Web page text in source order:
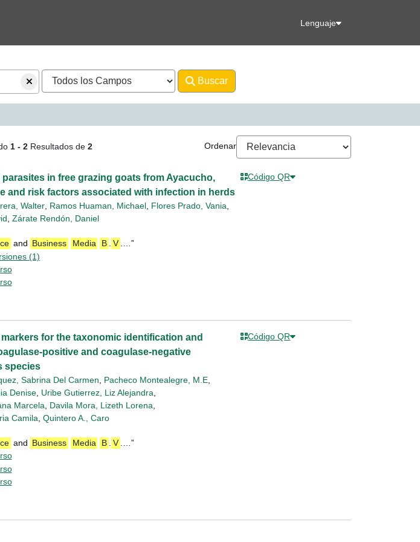
Lenguaje
Buscar
Science and Business Media B.V.
1 - 2 Resultados de 2 Ordenar
in free grazing goats from Ayacucho,
and risk factors associated with infection in herds
Walter, Ramos Huaman, Michael, Flores Prado, Vania,
, Zárate Rendón, Daniel
and Business Media B . V .…”
(1)
Código QR
for the taxonomic identification and
positive and coagulase-negative
species
Sabrina Del Carmen Pacheco Montealegre, M.E
Denise Uribe Gutierrez, Liz Alejandra
Marcela
Davila Mora, Lizeth Lorena
Camila Quintero A., Caro
and Business Media B V
.…”
Código QR